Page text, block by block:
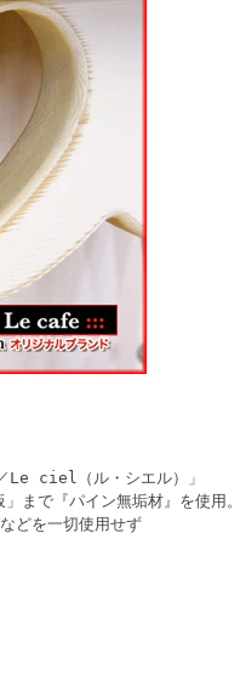
Le ciel（ル・シエル）」
まで『パイン無垢材』を使用。
どを一切使用せず